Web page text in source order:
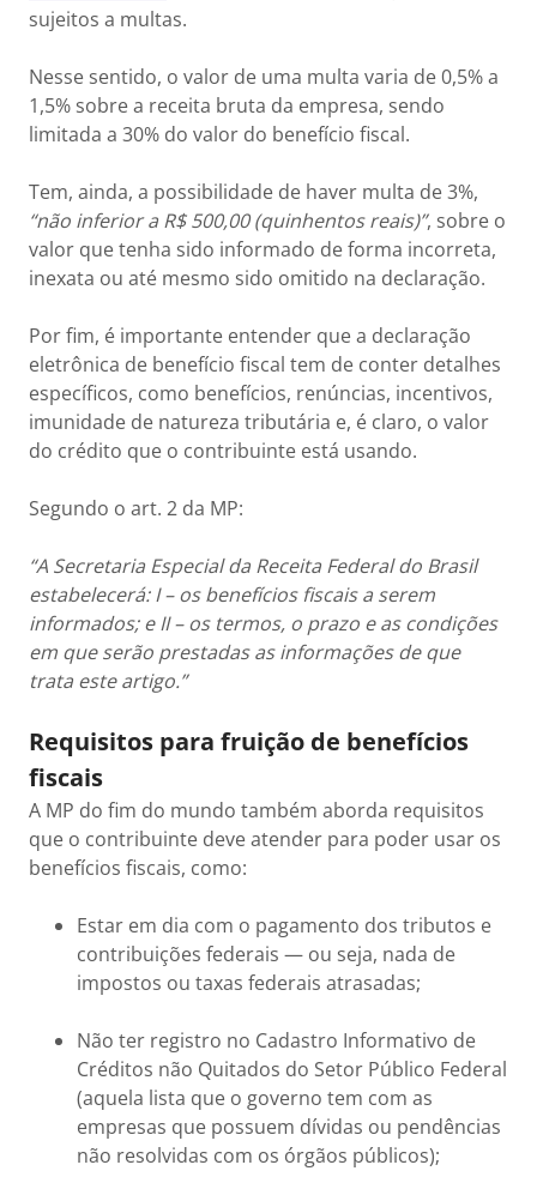
sujeitos a multas.
Nesse sentido, o valor de uma multa varia de 0,5% a
1,5% sobre a receita bruta da empresa, sendo
limitada a 30% do valor do benefício fiscal.
Tem, ainda, a possibilidade de haver multa de 3%,
“não inferior a R$ 500,00 (quinhentos reais)”, sobre o
valor que tenha sido informado de forma incorreta,
inexata ou até mesmo sido omitido na declaração.
Por fim, é importante entender que a declaração
eletrônica de benefício fiscal tem de conter detalhes
específicos, como benefícios, renúncias, incentivos,
imunidade de natureza tributária e, é claro, o valor
do crédito que o contribuinte está usando.
Segundo o art. 2 da MP:
“A Secretaria Especial da Receita Federal do Brasil
estabelecerá: I – os benefícios fiscais a serem
informados; e II – os termos, o prazo e as condições
em que serão prestadas as informações de que
trata este artigo.”
Requisitos para fruição de benefícios
fiscais
A MP do fim do mundo também aborda requisitos
que o contribuinte deve atender para poder usar os
benefícios fiscais, como:
Estar em dia com o pagamento dos tributos e
contribuições federais — ou seja, nada de
impostos ou taxas federais atrasadas;
Não ter registro no Cadastro Informativo de
Créditos não Quitados do Setor Público Federal
(aquela lista que o governo tem com as
empresas que possuem dívidas ou pendências
não resolvidas com os órgãos públicos);